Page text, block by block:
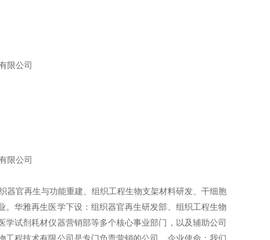
限公司
限公司
器官再生与功能重建、组织工程生物支架材料研发、干细胞
华雅再生医学下设：组织器官再生研发部、组织工程生物
试剂耗材仪器营销部等多个核心事业部门，以及辅助公司